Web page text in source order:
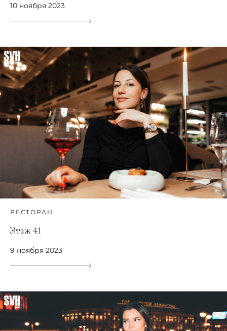
10 ноября 2023
РЕСТОРАН
Этаж 41
9 ноября 2023